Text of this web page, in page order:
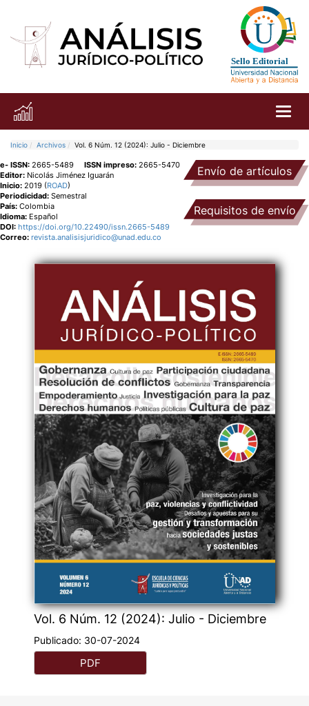
Inicio Archivos Vol. 6 Núm. 12 (2024): Julio - Diciembre
Vol. 6 Núm. 12 (2024): Julio - Diciembre
Publicado: 30-07-2024
PDF
e- ISSN: 2665-5489ISSN impreso: 2665-5470
Editor: Nicolás Jiménez Iguarán
Inicio: 2019 (ROAD)
Periodicidad:Semestral
País: Colombia
Idioma: Español
DOI: https://doi.org/10.22490/issn.2665-5489
Correo:revista.analisisjuridico@unad.edu.co
Envío de artículos
Requisitos de envío